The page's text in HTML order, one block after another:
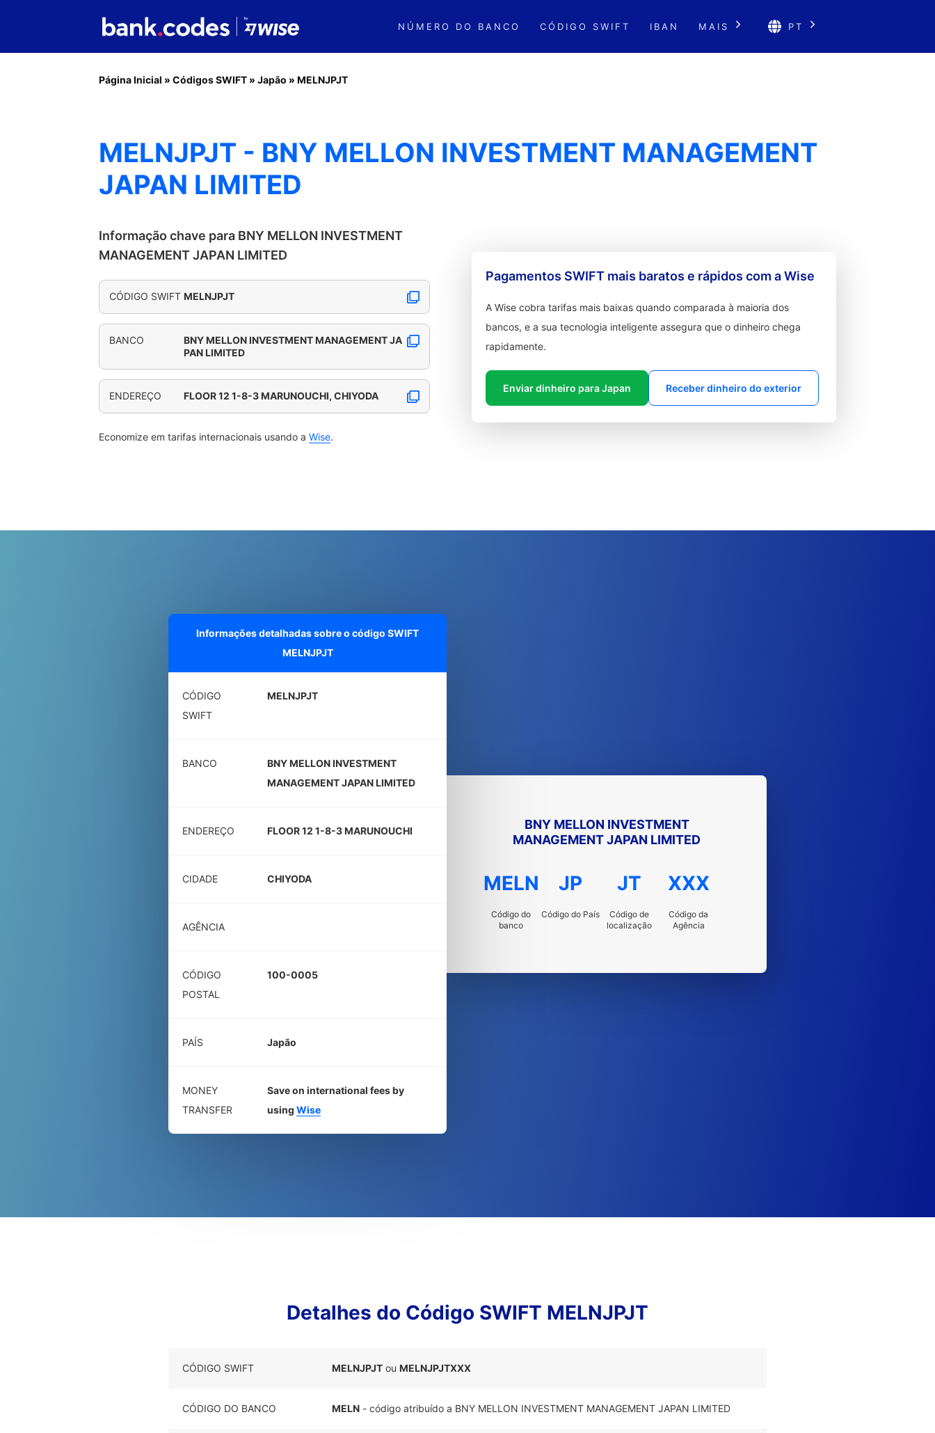
NÚMERO DO BANCO CÓDIGO SWIFT IBAN MAIS PT
Página Inicial » Códigos SWIFT » Japão » MELNJPJT
MELNJPJT - BNY MELLON INVESTMENT MANAGEMENT
JAPAN LIMITED
Informação chave para BNY MELLON INVESTMENT
MANAGEMENT JAPAN LIMITED
CÓDIGO SWIFT MELNJPJT
BANCO
BNY MELLON INVESTMENT MANAGEMENT JA
PAN LIMITED
ENDEREÇO FLOOR 12 1-8-3 MARUNOUCHI, CHIYODA
Economize em tarifas internacionais usando a Wise.
Pagamentos SWIFT mais baratos e rápidos com a Wise
A Wise cobra tarifas mais baixas quando comparada à maioria dos
bancos, e a sua tecnologia inteligente assegura que o dinheiro chega
rapidamente.
Enviar dinheiro para Japan Receber dinheiro do exterior
Informações detalhadas sobre o código SWIFT
MELNJPJT
CÓDIGO
SWIFT
MELNJPJT
BANCO
BNY MELLON INVESTMENT
MANAGEMENT JAPAN LIMITED
ENDEREÇO FLOOR 12 1-8-3 MARUNOUCHI
CIDADE CHIYODA
AGÊNCIA
CÓDIGO
POSTAL
100-0005
PAÍS Japão
MONEY
TRANSFER
Save on international fees by
using Wise
BNY MELLON INVESTMENT
MANAGEMENT JAPAN LIMITED
MELN
Código do
banco
JP
Código do País
JT
Código de
localização
XXX
Código da
Agência
Detalhes do Código SWIFT MELNJPJT
CÓDIGO SWIFT MELNJPJT ou MELNJPJTXXX
CÓDIGO DO BANCO MELN - código atribuído a BNY MELLON INVESTMENT MANAGEMENT JAPAN LIMITED